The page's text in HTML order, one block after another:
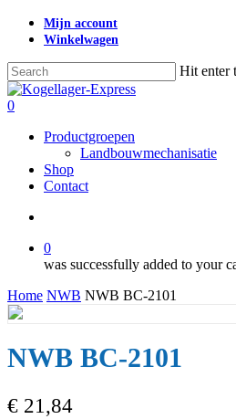
Skip
content
Mijn account
Winkelwagen
Hit enter
Close
Search
search
0
Productgroepen
Landbouwmechanisatie
Shop
Contact
0
was successfully added to your
Home NWB NWB BC-2101
NWB BC-2101
€ 21,84